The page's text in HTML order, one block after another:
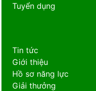
Tuyển dụng
Tin tức
Giới thiệu
Hồ sơ năng lực
Giải thưởng